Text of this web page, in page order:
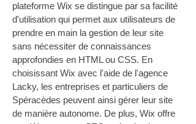
plateforme Wix se distingue par sa facilité
d'utilisation qui permet aux utilisateurs de
prendre en main la gestion de leur site
sans nécessiter de connaissances
approfondies en HTML ou CSS. En
choisissant Wix avec l'aide de l'agence
Lacky, les entreprises et particuliers de
Spéracèdes peuvent ainsi gérer leur site
de manière autonome. De plus, Wix offre